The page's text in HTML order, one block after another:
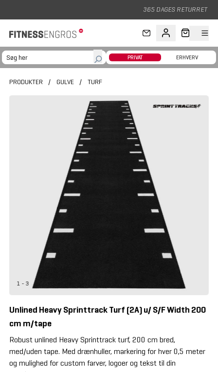
365 DAGES RETURRET
PRIVAT ERHVERV
PRODUKTER / GULVE / TURF
1 - 3
Unlined Heavy Sprinttrack Turf (2A) u/ S/F Width 200
cm m/tape
Robust unlined Heavy Sprinttrack turf, 200 cm bred,
med/uden tape. Med drænhuller, markering for hver 0,5 meter
og mulighed for custom farver, logoer og tekst til din